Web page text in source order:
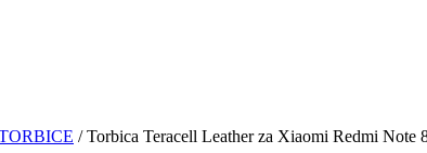
/ Torbica Teracell Leather za Xiaomi Redmi Note